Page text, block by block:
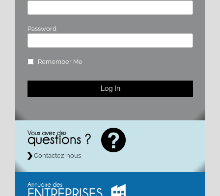
Password
Remember Me
Contactez-nous